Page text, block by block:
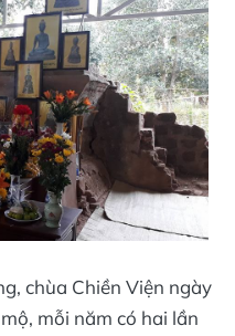
chùa Chiền Viện ngày
mỗi năm có hai lần